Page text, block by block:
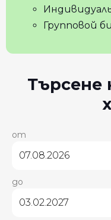
Групповой
Търсене
от
до